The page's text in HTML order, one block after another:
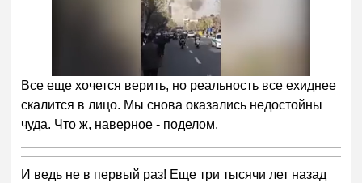
Все еще хочется верить, но реальность все ехиднее
скалится в лицо. Мы снова оказались недостойны
чуда. Что ж, наверное - поделом.
И ведь не в первый раз! Еще три тысячи лет назад